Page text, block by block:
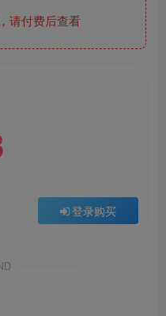
请付费后查看
登录购买